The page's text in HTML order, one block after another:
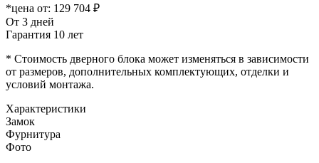
*цена от: 129 704 ₽
От 3 дней
Гарантия 10 лет
* Стоимость дверного блока может изменяться в зависимости
от размеров, дополнительных комплектующих, отделки и
условий монтажа.
Характеристики
Замок
Фурнитура
Фото